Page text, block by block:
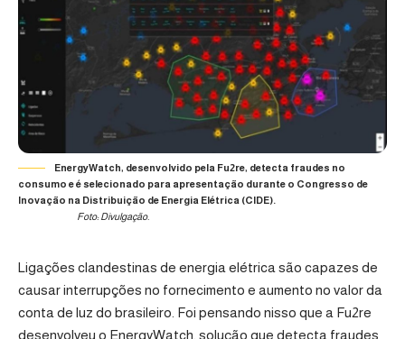
EnergyWatch, desenvolvido pela Fu2re, detecta fraudes no
consumo e é selecionado para apresentação durante o Congresso de
Inovação na Distribuição de Energia Elétrica (CIDE).
Foto: Divulgação.
Ligações clandestinas de energia elétrica são capazes de
causar interrupções no fornecimento e aumento no valor da
conta de luz do brasileiro. Foi pensando nisso que a Fu2re
desenvolveu o EnergyWatch, solução que detecta fraudes